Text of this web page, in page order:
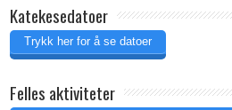
Katekesedatoer
Trykk her for å se datoer
Felles aktiviteter